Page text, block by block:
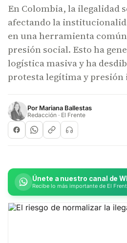
En Colombia, la ilegalidad
afectando la
en una herramienta
presión social. Esto ha
logística masiva y ha
protesta legítima y
Por Mariana Ballestas
Redacción · El Frente
Únete a nuestro canal de
Recibe lo más importante de El